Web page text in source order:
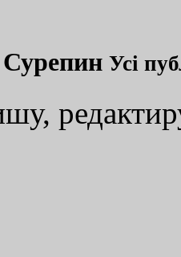
Усі